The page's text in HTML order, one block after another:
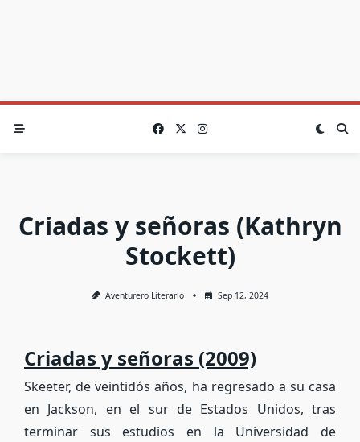
Criadas y señoras (Kathryn
Stockett)
Aventurero Literario Sep 12, 2024
Criadas y señoras (2009)
Skeeter, de veintidós años, ha regresado a su casa
en Jackson, en el sur de Estados Unidos, tras
terminar sus estudios en la Universidad de